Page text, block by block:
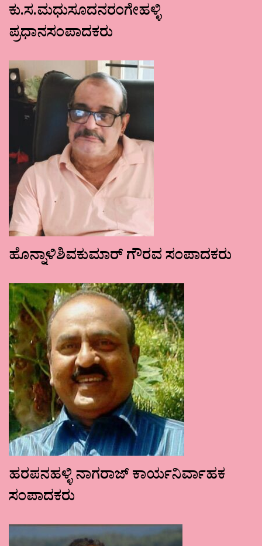
ಕು.ಸ.ಮಧುಸೂದನರಂಗೇಹಳ್ಳಿ
ಪ್ರಧಾನಸಂಪಾದಕರು
ಹೊನ್ನಾಳಿಶಿವಕುಮಾರ್ ಗೌರವ ಸಂಪಾದಕರು
ಹರಪನಹಳ್ಳಿ ನಾಗರಾಜ್ ಕಾರ್ಯನಿರ್ವಾಹಕ
ಸಂಪಾದಕರು